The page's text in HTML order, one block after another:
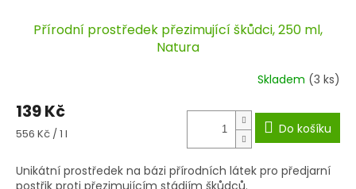
Přírodní prostředek přezimující škůdci, 250 ml,
Natura
Skladem (3 ks)
139 Kč
Měrná
556 Kč / 1 l Do košíku
Unikátní prostředek na bázi přírodních látek pro předjarní
postřik proti přezimujícím stádiím škůdců.